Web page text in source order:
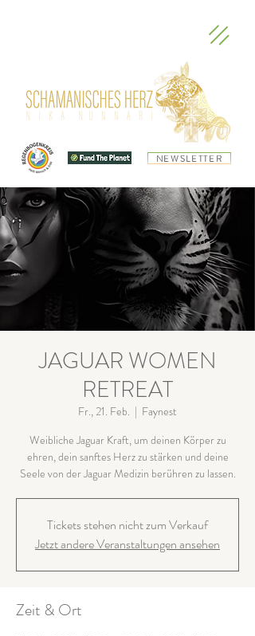
NEWSLETTER
JAGUAR WOMEN
RETREAT
Fr., 21. Feb.
  |
Faynest
Weibliche Jaguar Kraft, um deinen Körper zu
ehren, dein sanftes Herz zu stärken und deine
Seele von der Jaguar Medizin berühren zu lassen.
Tickets stehen nicht zum Verkauf
Jetzt andere Veranstaltungen ansehen
Zeit & Ort